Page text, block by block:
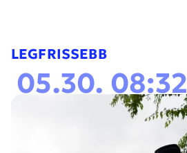
LEGFRISSEBB
05.30. 08:32